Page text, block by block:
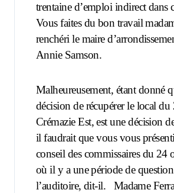
trentaine d’emploi indirect dans
Vous faites du bon travail
renchéri le maire
Annie Samson.
Malheureusement, étant donné
décision de récupérer le local du
Crémazie Est, est une décision
il faudrait que vous vous
conseil des commissaires du 24
où il y a une période de question
l’auditoire, dit-il.
Madame